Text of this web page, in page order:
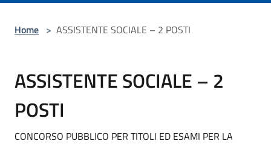
Home > ASSISTENTE SOCIALE – 2 POSTI
ASSISTENTE SOCIALE – 2
POSTI
CONCORSO PUBBLICO PER TITOLI ED ESAMI PER LA